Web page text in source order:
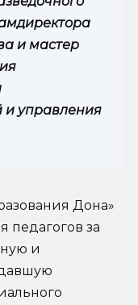
и мастер
и управления
Дона»
педагогов за
и